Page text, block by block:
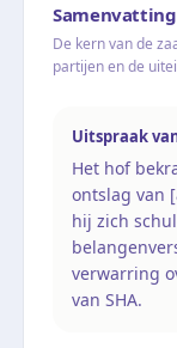
Samenvatting
De kern van de
partijen en de
Uitspraak
Het hof
ontslag van
hij zich
verwarring
van SHA.